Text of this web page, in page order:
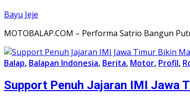
Bayu Jeje
MOTOBALAP.COM – Performa Satrio Bangun
Balap, Balapan Indonesia, Berita, Motor, Profil,
Support Penuh Jajaran IMI Jawa